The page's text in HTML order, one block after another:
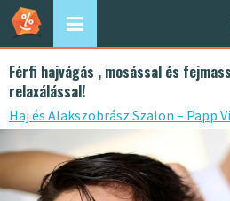
Férfi hajvágás , mosással és
relaxálással!
Haj és Alakszobrász Szalon – Papp